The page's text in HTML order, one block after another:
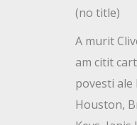
(no title)
A murit
am citit
povesti ale
Houston,